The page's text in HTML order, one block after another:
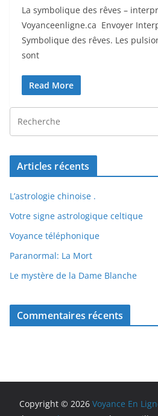
La symbolique des rêves –
Voyanceenligne.ca Envoyer
Symbolique des rêves. Les
sont
Read More
Articles récents
L’astrologie chinoise .
Votre signe astrologique celtique
Voyance téléphonique
Paranormal: La Mort
Le mystère de la Dame Blanche
Commentaires récents
Copyright © 2026 Voyance En